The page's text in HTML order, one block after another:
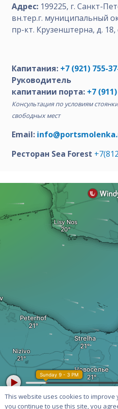
Адрес: 199225, г. Санкт-
вн.тер.г. муниципальный
пр-кт. Крузенштерна, д. 18,
Капитания: +7 (921) 755-
Руководитель
капитании порта: +7
Консультация по условиям
свободных мест
Email:
Ресторан Sea Forest
This website uses cookies to improve
you continue to use this site, you